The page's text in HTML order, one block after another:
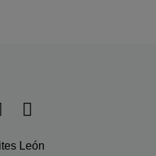
León